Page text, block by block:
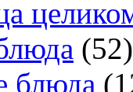
(52)
блюда